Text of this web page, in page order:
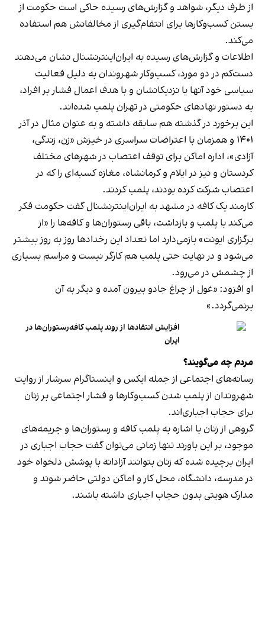
از طرف دیگر، شواهد و گزارش‌های رسیده حاکی است حکومت از
بستن کسب‌وکارها برای انتقام‌گیری از مخالفانش هم استفاده
می‌کند.
اطلاعات و گزارش‌های رسیده به ایران‌اینترنشنال نشان می‌دهند
دست‌کم در دو مورد، کسب‌وکار شهروندان به دلیل فعالیت
سیاسی خود آنها یا نزدیکانشان و با هدف اعمال فشار بر افراد،
به دستور نهادهای حکومتی در تهران پلمب شده‌اند.
این برخورد در گذشته هم سابقه داشته و به عنوان مثال در آذر
۱۴۰۱ و همزمان با اعتراضات سراسری در خیزش «زن، زندگی،
آزادی»، اداره اماکن برای توقف اعتصاب در شهرهای مختلف
کردستان و نیز در ایلام و کرمانشاه، مغازه کسبه‌ای را که در
اعتصاب شرکت کرده بودند، پلمب کردند.
کارمند یک کافه در مشهد به ایران‌اینترنشنال گفت حکومت فکر
می‌کند با پلمب و بازداشت، باقی رستوران‌ها و کافه‌ها را «از
برگزاری ایونت» بازمی‌دارد اما تعداد این رخدادها روز به روز بیشتر
می‌شود و در نهایت حتی پلمب هم کارگر نیست و مراسم بسیاری
از چشمش در می‌رود.
او افزود: «غول از چراغ جادو بیرون آمده و دیگر به آن
برنمی‎‌گردد.»
افزایش انتقادها از روند پلمب کافه‌رستوران‌ها در
ایران
مردم چه می‌گویند؟
رسانه‎‌های اجتماعی از جمله ایکس و اینستاگرام سرشار از روایت
شهروندان از پلمب شدن کسب‌وکارها و فشار اجتماعی بر زنان
برای حجاب اجباری‌اند.
گروهی از زنان با اشاره به پلمب کافه و رستوران‌ها و جریمه‌های
موجود، بر این باورند تنها زمانی می‌توان گفت حجاب اجباری در
ایران برچیده شده که زنان بتوانند آزادانه با پوشش دلخواه خود
در مدرسه، دانشگاه، محل کار و اماکن دولتی حاضر شوند و
مدارک هویتی بدون حجاب اجباری داشته باشند.